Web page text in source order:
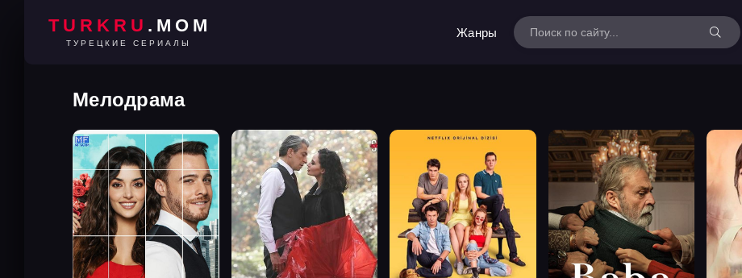
TURKRU .MOM
ТУРЕЦКИЕ СЕРИАЛЫ
Жанры
Мелодрама